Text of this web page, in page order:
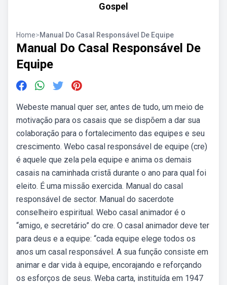
Gospel
Home>Manual Do Casal Responsável De Equipe
Manual Do Casal Responsável De
Equipe
Webeste manual quer ser, antes de tudo, um meio de
motivação para os casais que se dispõem a dar sua
colaboração para o fortalecimento das equipes e seu
crescimento. Webo casal responsável de equipe (cre)
é aquele que zela pela equipe e anima os demais
casais na caminhada cristã durante o ano para qual foi
eleito. É uma missão exercida. Manual do casal
responsável de sector. Manual do sacerdote
conselheiro espiritual. Webo casal animador é o
“amigo, e secretário” do cre. O casal animador deve ter
para deus e a equipe: “cada equipe elege todos os
anos um casal responsável. A sua função consiste em
animar e dar vida à equipe, encorajando e reforçando
os esforços de seus. Weba carta, instituída em 1947